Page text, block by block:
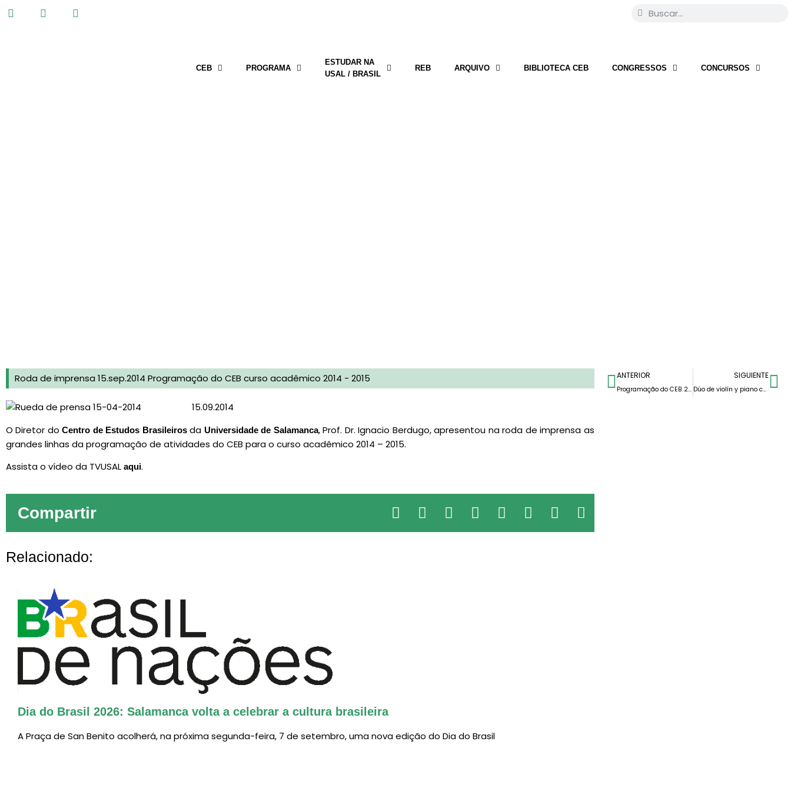
CEB PROGRAMA
ESTUDAR NA
USAL / BRASIL
REB ARQUIVO BIBLIOTECA CEB CONGRESSOS CONCURSOS
Roda de imprensa 15.sep.2014 Programação do CEB curso acadêmico 2014 - 2015
15.09.2014
O Diretor doCentro de Estudos Brasileirosda Universidade de Salamanca, Prof. Dr. Ignacio Berdugo, apresentou na roda de imprensa as
grandes linhas da programação de atividades do CEB para o curso acadêmico 2014 – 2015.
Assista o vídeo da TVUSAL aqui.
Compartir
Relacionado:
Dia do Brasil 2026: Salamanca volta a celebrar a cultura brasileira
A Praça de San Benito acolherá, na próxima segunda-feira, 7 de setembro, uma nova edição do Dia do Brasil
O CEB oferecerá novos cursos presenciais de Português do Brasil
ANTERIOR
Programação do CEB 2014 – 2015
SIGUIENTE
Dúo de violín y piano con Taíssa Poliakova y Luís Cunha